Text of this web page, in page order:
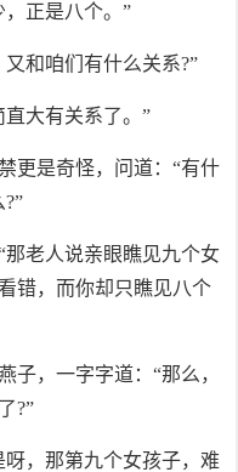
正是八个。”
和咱们有什么关系?”
大有关系了。”
更是奇怪，问道：“有什
老人说亲眼瞧见九个女
错，而你却只瞧见八个
子，一字字道：“那么，
?”
，那第九个女孩子，难